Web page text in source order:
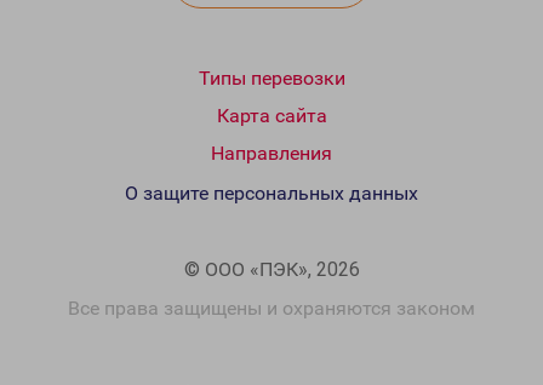
Типы перевозки
Карта сайта
Направления
© ООО «ПЭК», 2026
Все права защищены и охраняются законом
О защите персональных данных